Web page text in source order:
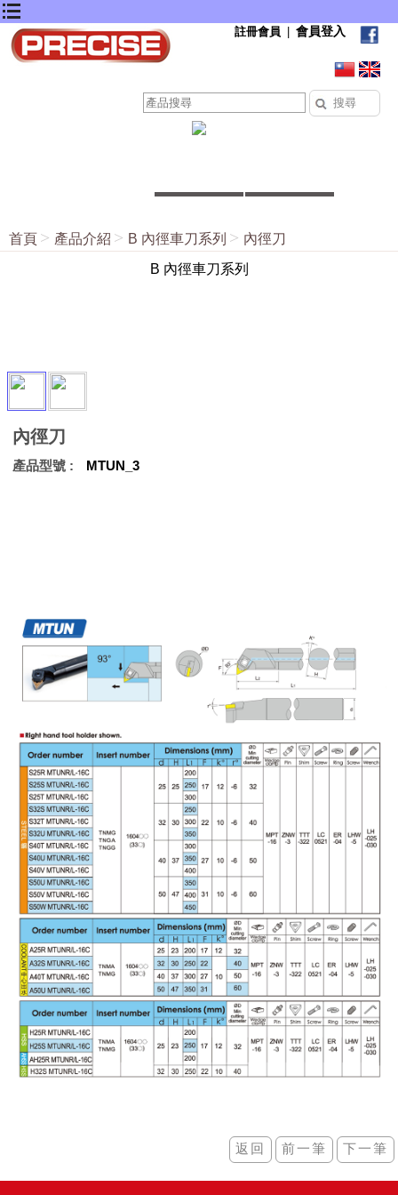
註冊會員 會員登入
首頁 產品介紹 B 內徑車刀系列
內徑刀
B 內徑車刀系列
內徑刀
產品型號 MTUN_3